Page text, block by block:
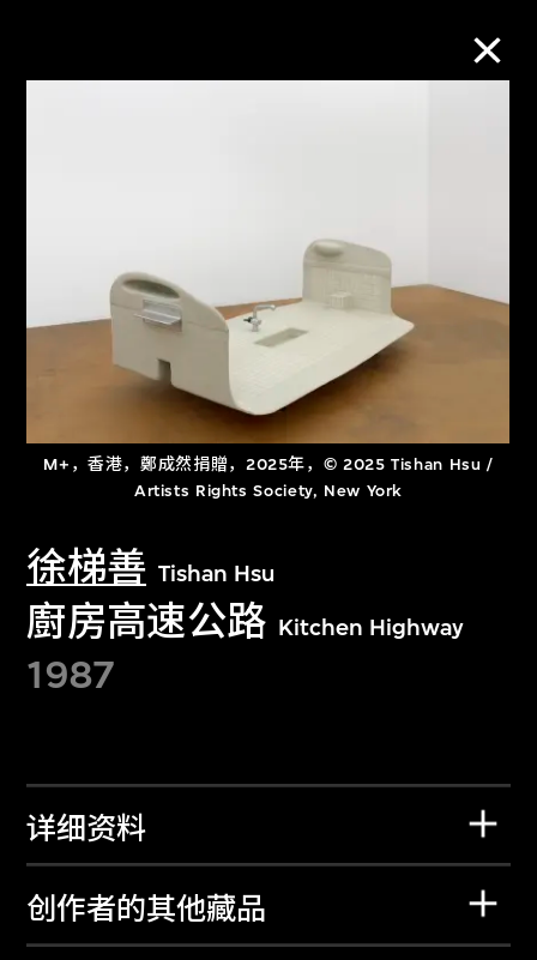
M+，香港，鄭成然捐贈，2025年，© 2025 Tishan Hsu /
Artists Rights Society, New York
徐梯善 Tishan Hsu
廚房高速公路 Kitchen Highway
1987
详细资料
创作者的其他藏品
关于M+藏品
探索世界顶级的二十及二十一世纪视觉
文化藏品。